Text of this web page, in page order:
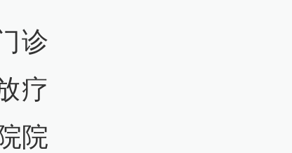
诊
疗
院